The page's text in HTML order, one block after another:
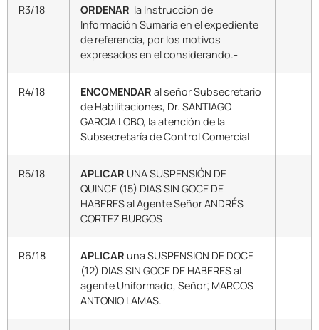
R3/18 ORDENAR la Instrucción de
Información Sumaria en el expediente
de referencia, por los motivos
expresados en el considerando.-
R4/18 ENCOMENDAR al señor Subsecretario
de Habilitaciones, Dr. SANTIAGO
GARCIA LOBO, la atención de la
Subsecretaría de Control Comercial
R5/18 APLICAR UNA SUSPENSIÓN DE
QUINCE (15) DIAS SIN GOCE DE
HABERES al Agente Señor ANDRÉS
CORTEZ BURGOS
R6/18 APLICAR una SUSPENSION DE DOCE
(12) DIAS SIN GOCE DE HABERES al
agente Uniformado, Señor; MARCOS
ANTONIO LAMAS.-